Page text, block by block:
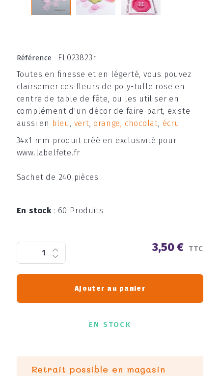
Référence : FL023823r
Toutes en finesse et en légerté, vous pouvez
clairsemer ces fleurs de poly-tulle rose en
centre de table de fête, ou les utiliser en
complément d'un décor de faire-part, existe
aussi en bleu vert orange, chocolat
écru
34x1 mm produit créé en exclusivité pour
www.labelfete.fr
Sachet de 240 pièces
En stock: 60 Produits
3,50 € TTC
Ajouter au panier
EN STOCK
Retrait possible en magasin